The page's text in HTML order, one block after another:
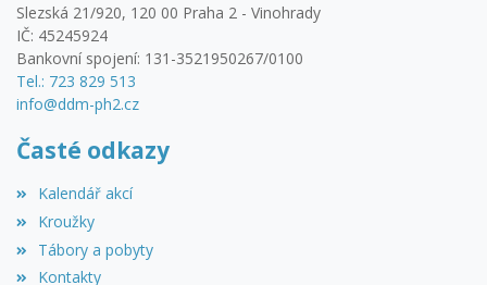
Slezská 21/920, 120 00 Praha 2 - Vinohrady
IČ: 45245924
Bankovní spojení: 131-3521950267/0100
Tel.: 723 829 513
info@ddm-ph2.cz
Časté odkazy
Kalendář akcí
Kroužky
Tábory a pobyty
Kontakty